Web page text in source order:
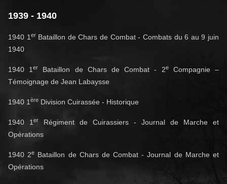
1939 - 1940
1940 1 erBataillon de Chars de Combat - Combats du 6 au 9 juin
1940
1940 1er Bataillon de Chars de Combat - 2eCompagnie –
Témoignage de Jean Labaysse
1940 1 ère Division Cuirassée - Historique
1940 1 er
Régiment de Cuirassiers - Journal de Marche et
Opérations
1940 2e Bataillon de Chars de Combat - Journal de Marche et
Opérations